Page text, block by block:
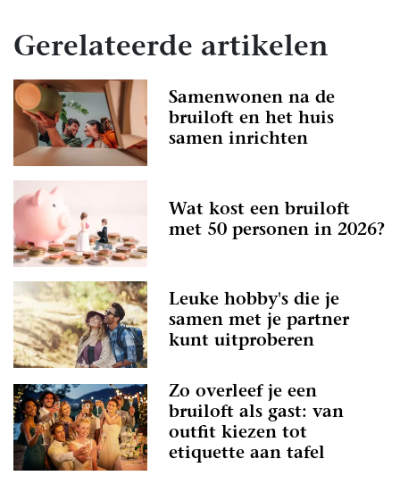
Gerelateerde artikelen
Samenwonen na de
bruiloft en het huis
samen inrichten
Wat kost een bruiloft
met 50 personen in 2026?
Leuke hobby's die je
samen met je partner
kunt uitproberen
Zo overleef je een
bruiloft als gast: van
outfit kiezen tot
etiquette aan tafel